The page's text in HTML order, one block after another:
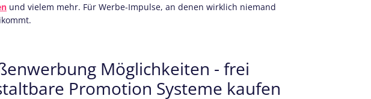
und vielem mehr. Für Werbe-Impulse, an denen wirklich niemand
Möglichkeiten - frei
Promotion Systeme kaufen